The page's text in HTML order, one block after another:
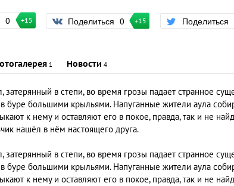
0 +15 Поделиться 0 +15 Поделиться
1 Новости 4
затерянный в степи, во время грозы падает странное
буре большими крыльями. Напуганные жители аула
к нему и оставляют его в покое, правда, так и не
нашёл в нём настоящего друга.
затерянный в степи, во время грозы падает странное
буре большими крыльями. Напуганные жители аула
к нему и оставляют его в покое, правда, так и не